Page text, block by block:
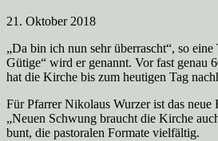
21. Oktober 2018
„Da bin ich nun sehr überrascht“, so
Gütige“ wird er genannt. Vor fast genau
hat die Kirche bis zum heutigen Tag
Für Pfarrer Nikolaus Wurzer ist das neue
„Neuen Schwung braucht die Kirche
bunt, die pastoralen Formate vielfältig.